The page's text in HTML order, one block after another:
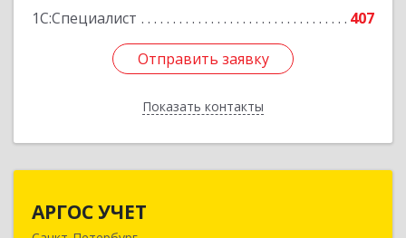
1С:Специалист
407
Отправить заявку
Показать контакты
Отправить заявку
Назад
АРГОС УЧЕТ